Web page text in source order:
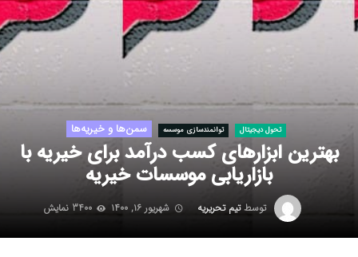
تحول دیجیتال توانمندسازی موسسه سمن‌ها و خیریه‌ها
بهترین ابزارهای کسب درآمد برای خیریه با
بازاریابی موسسات خیریه
توسطتیم تحریریه شهریور ۱۶, ۱۴۰۰ 3400 نمایش